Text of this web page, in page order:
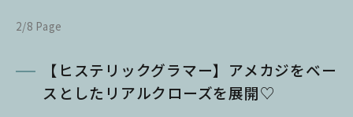
2/8 Page
【ヒステリックグラマー】アメカジをベー
スとしたリアルクローズを展開♡